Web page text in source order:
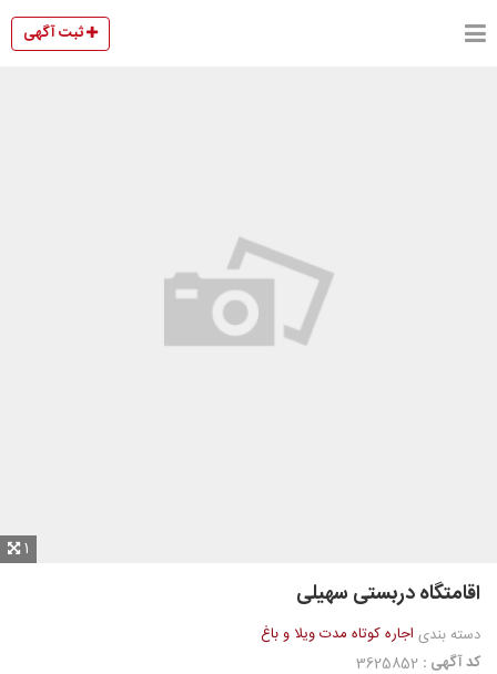
ثبت آگهی
1
اقامتگاه دربستی سهیلی
دسته بندی اجاره کوتاه مدت ویلا و باغ
کد آگهی :